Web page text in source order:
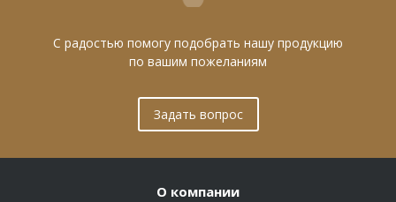
С радостью помогу подобрать нашу продукцию
по вашим пожеланиям
Задать вопрос
О компании